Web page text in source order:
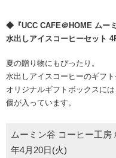
◆『UCC CAFE＠HOME ムー
水出しアイスコーヒーセット
夏の贈り物にもぴったり。
水出しアイスコーヒーのギフト
オリジナルギフトボックスに
個が入っています。
ムーミン谷 コーヒー工
年4月20日(火)